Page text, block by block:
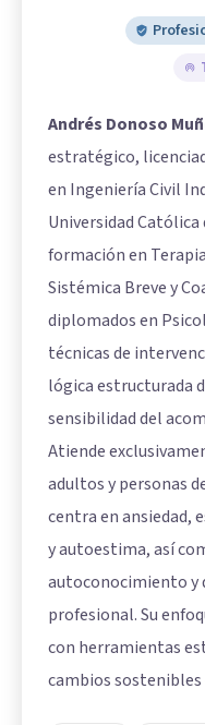
Andrés Donoso
estratégico,
en Ingeniería Civil
Universidad Católica
formación en
Sistémica Breve y
diplomados en
técnicas de
lógica estructurada
sensibilidad del
Atiende
adultos y personas
centra en ansiedad,
y autoestima, así
autoconocimiento y
profesional. Su
con herramientas
cambios